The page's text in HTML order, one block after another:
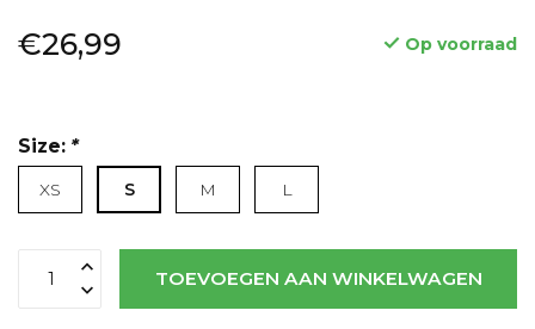
€26,99 Op voorraad
Lees meer
Size: *
XS S M L
TOEVOEGEN AAN WINKELWAGEN